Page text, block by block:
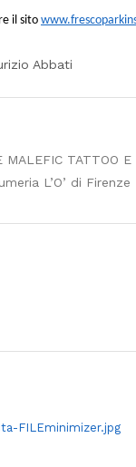
il sito
Abbati
MALEFIC TATTOO E
L’O’ di Firenze